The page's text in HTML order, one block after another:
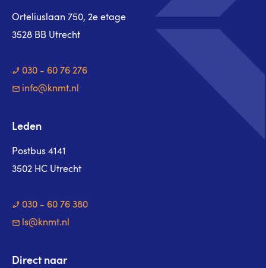
Orteliuslaan 750, 2e etage
3528 BB Utrecht
030 - 60 76 276
info@knmt.nl
Leden
Postbus 4141
3502 HC Utrecht
030 - 60 76 380
ls@knmt.nl
Direct naar